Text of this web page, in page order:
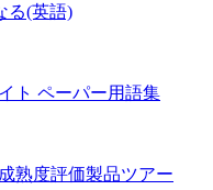
る(英語)
ト ペーパー用語集
熟度評価製品ツアー